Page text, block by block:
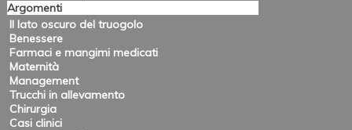
Argomenti
Il lato oscuro del truogolo
Benessere
Farmaci e mangimi medicati
Maternità
Management
Trucchi in allevamento
Chirurgia
Casi clinici